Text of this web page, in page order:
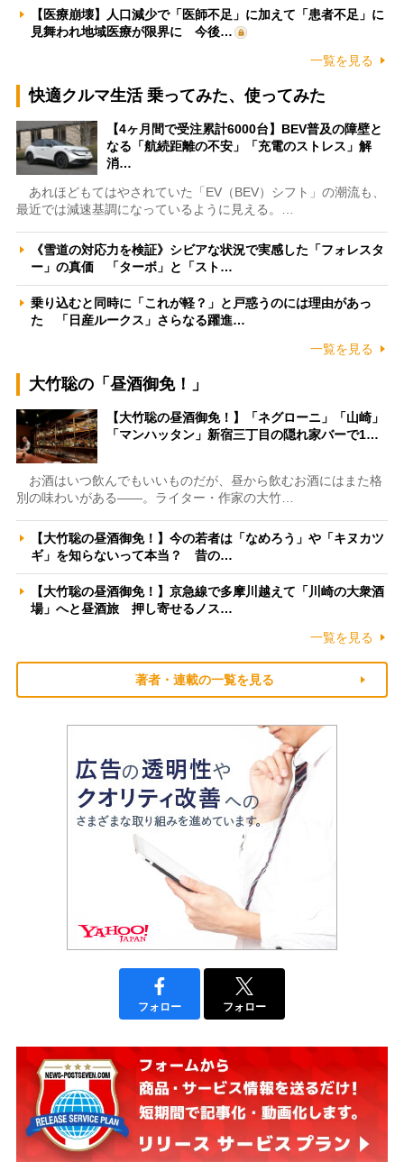
【医療崩壊】人口減少で「医師不足」に加えて「患者不足」に
見舞われ地域医療が限界に 今後…
一覧を見る
快適クルマ生活 乗ってみた、使ってみた
【4ヶ月間で受注累計6000台】BEV普及の障壁と
なる「航続距離の不安」「充電のストレス」解
消…
あれほどもてはやされていた「EV（BEV）シフト」の潮流も、
最近では減速基調になっているように見える。…
《雪道の対応力を検証》シビアな状況で実感した「フォレスタ
ー」の真価 「ターボ」と「スト…
乗り込むと同時に「これが軽？」と戸惑うのには理由があっ
た 「日産ルークス」さらなる躍進…
一覧を見る
大竹聡の「昼酒御免！」
【大竹聡の昼酒御免！】「ネグローニ」「山崎」
「マンハッタン」新宿三丁目の隠れ家バーで1…
お酒はいつ飲んでもいいものだが、昼から飲むお酒にはまた格
別の味わいがある――。ライター・作家の大竹…
【大竹聡の昼酒御免！】今の若者は「なめろう」や「キヌカツ
ギ」を知らないって本当？ 昔の…
【大竹聡の昼酒御免！】京急線で多摩川越えて「川崎の大衆酒
場」へと昼酒旅 押し寄せるノス…
一覧を見る
著者・連載の一覧を見る
フォロー フォロー